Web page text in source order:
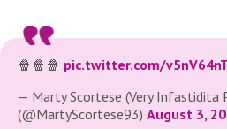
🍿🍿🍿 pic.twitter.com/
— Marty Scortese (Very Infastidita
(@MartyScortese93) August 3,